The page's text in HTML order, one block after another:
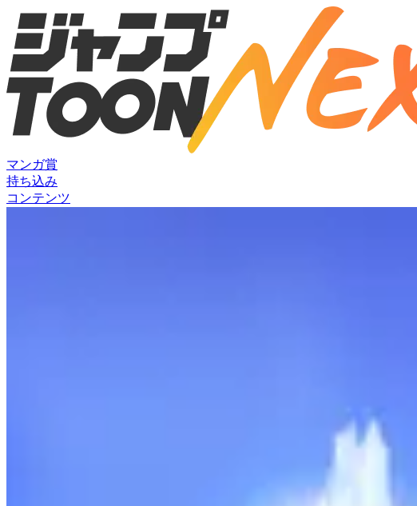
マンガ賞
持ち込み
コンテンツ